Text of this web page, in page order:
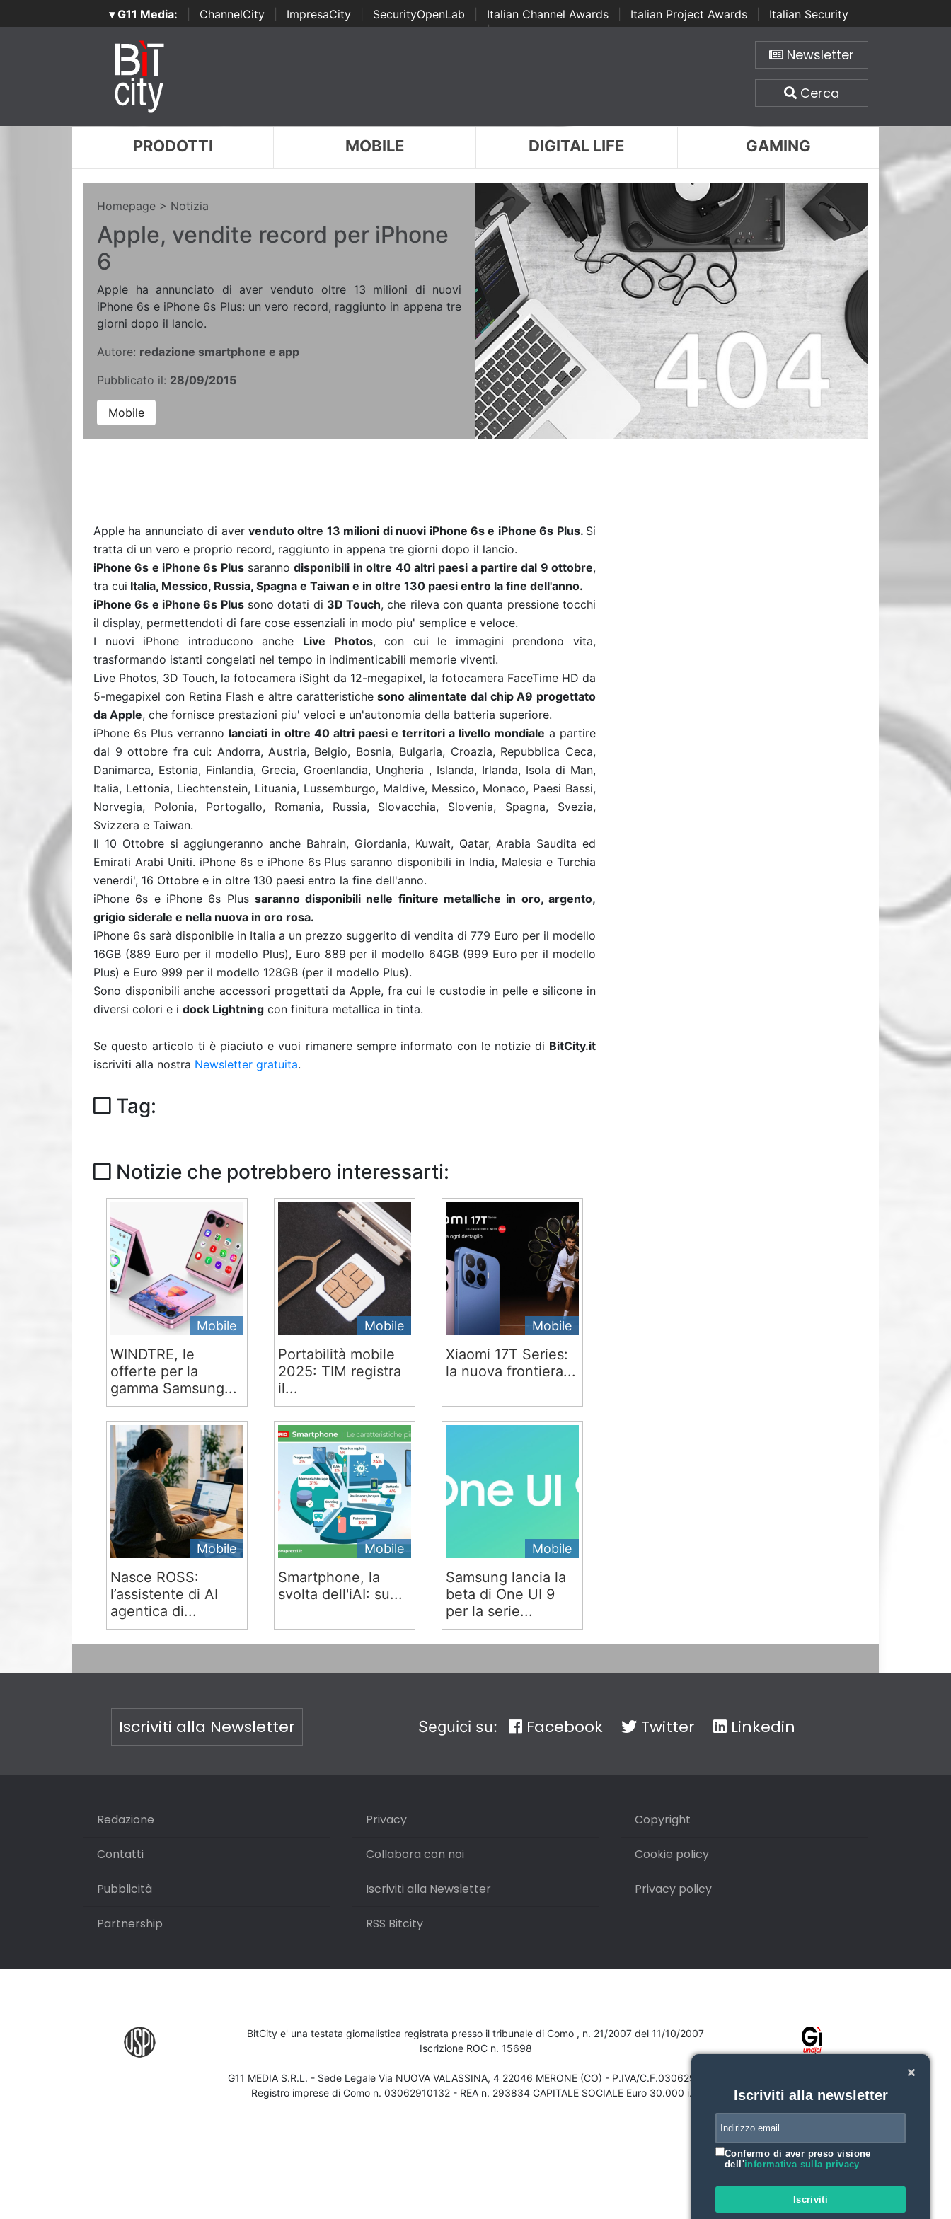
▾ G11 Media: ChannelCity ImpresaCity SecurityOpenLab Italian Channel Awards Italian Project Awards
Italian Security
Awards | ...
Newsletter
Cerca
PRODOTTI MOBILE DIGITAL LIFE GAMING
Homepage > Notizia
Apple, vendite record per iPhone
6
Apple ha annunciato di aver venduto oltre 13 milioni di nuovi
iPhone 6s e iPhone 6s Plus: un vero record, raggiunto in appena tre
giorni dopo il lancio.
Autore: redazione smartphone e app
Pubblicato il: 28/09/2015
Mobile
Apple ha annunciato di avervenduto oltre 13 milioni di nuovi iPhone 6s e iPhone 6s Plus. Si
tratta di un vero e proprio record, raggiunto in appena tre giorni dopo il lancio.
iPhone 6s e iPhone 6s Plussarannodisponibili in oltre 40 altri paesi a partire dal 9 ottobre,
tra cui Italia, Messico, Russia, Spagna e Taiwan e in oltre 130 paesi entro la fine dell'anno.
iPhone 6s e iPhone 6s Plussono dotati di 3D Touch, che rileva con quanta pressione tocchi
il display, permettendoti di fare cose essenziali in modo piu' semplice e veloce.
I nuovi iPhone introducono anche Live Photos, con cui le immagini prendono vita,
trasformando istanti congelati nel tempo in indimenticabili memorie viventi.
Live Photos, 3D Touch, la fotocamera iSight da 12-megapixel, la fotocamera FaceTime HD da
5-megapixel con Retina Flash e altre caratteristichesono alimentate dal chip A9 progettato
da Apple, che fornisce prestazioni piu' veloci e un'autonomia della batteria superiore.
iPhone 6s Plus verranno lanciati in oltre 40 altri paesi e territori a livello mondiale a partire
dal 9 ottobre fra cui: Andorra, Austria, Belgio, Bosnia, Bulgaria, Croazia, Repubblica Ceca,
Danimarca, Estonia, Finlandia, Grecia, Groenlandia, Ungheria , Islanda, Irlanda, Isola di Man,
Italia, Lettonia, Liechtenstein, Lituania, Lussemburgo, Maldive, Messico, Monaco, Paesi Bassi,
Norvegia, Polonia, Portogallo, Romania, Russia, Slovacchia, Slovenia, Spagna, Svezia,
Svizzera e Taiwan.
Il 10 Ottobre si aggiungeranno anche Bahrain, Giordania, Kuwait, Qatar, Arabia Saudita ed
Emirati Arabi Uniti. iPhone 6s e iPhone 6s Plus saranno disponibili in India, Malesia e Turchia
venerdi', 16 Ottobre e in oltre 130 paesi entro la fine dell'anno.
iPhone 6s e iPhone 6s Plus saranno disponibili nelle finiture metalliche in oro, argento,
grigio siderale e nella nuova in oro rosa.
iPhone 6s sarà disponibile in Italia a un prezzo suggerito di vendita di 779 Euro per il modello
16GB (889 Euro per il modello Plus), Euro 889 per il modello 64GB (999 Euro per il modello
Plus) e Euro 999 per il modello 128GB (per il modello Plus).
Sono disponibili anche accessori progettati da Apple, fra cui le custodie in pelle e silicone in
diversi colori e i dock Lightning con finitura metallica in tinta.
Se questo articolo ti è piaciuto e vuoi rimanere sempre informato con le notizie di BitCity.it
iscriviti alla nostra Newsletter gratuita.
Tag:
Notizie che potrebbero interessarti:
Mobile
WINDTRE, le
offerte per la
gamma Samsung...
Mobile
Portabilità mobile
2025: TIM registra
il...
Mobile
Xiaomi 17T Series:
la nuova frontiera...
Mobile
Nasce ROSS:
l’assistente di AI
agentica di...
Mobile
Smartphone, la
svolta dell'iAI: su...
Mobile
Samsung lancia la
beta di One UI 9
per la serie...
Iscriviti alla Newsletter Seguici su: Facebook Twitter Linkedin
Redazione
Contatti
Pubblicità
Partnership
Privacy
Collabora con noi
Iscriviti alla Newsletter
RSS Bitcity
Copyright
Cookie policy
Privacy policy
BitCity e' una testata giornalistica registrata presso il tribunale di Como , n. 21/2007 del 11/10/2007
Iscrizione ROC n. 15698
G11 MEDIA S.R.L. - Sede Legale Via NUOVA VALASSINA, 4 22046 MERONE (CO) - P.IVA/C.F.03062910132
Registro imprese di Como n. 03062910132 - REA n. 293834 CAPITALE SOCIALE Euro 30.000 i.v.
Iscriviti alla newsletter
Confermo di aver preso visione
dell'informativa sulla privacy
Iscriviti